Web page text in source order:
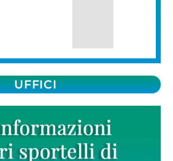
UFFICI